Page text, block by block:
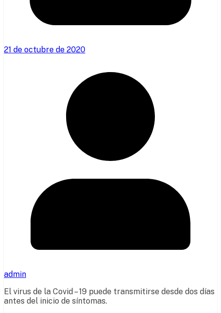
21 de octubre de 2020
admin
El virus de la Covid – 19 puede transmitirse desde dos días
antes del inicio de síntomas.